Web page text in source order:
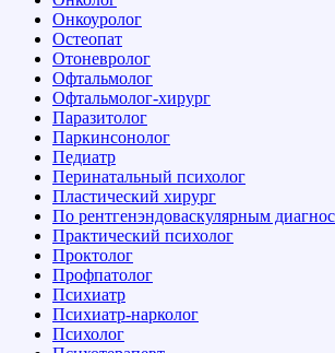
Онкоуролог
Остеопат
Отоневролог
Офтальмолог
Офтальмолог-хирург
Паразитолог
Паркинсонолог
Педиатр
Перинатальный психолог
Пластический хирург
По рентгенэндоваскулярным
Практический психолог
Проктолог
Профпатолог
Психиатр
Психиатр-нарколог
Психолог